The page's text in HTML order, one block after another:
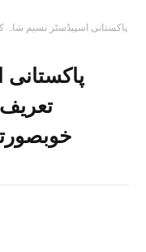
پاکستانی اسپیڈسٹر نسیم شاہ